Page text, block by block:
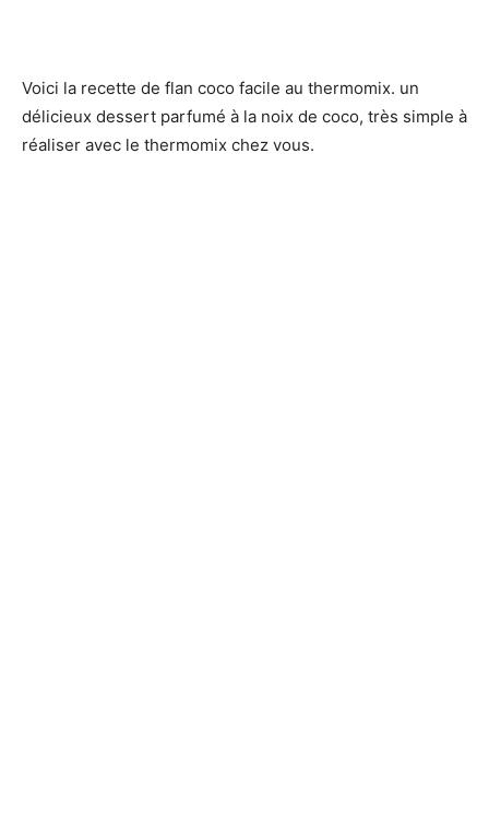
Voici la recette de flan coco facile au thermomix. un
délicieux dessert parfumé à la noix de coco, très simple à
réaliser avec le thermomix chez vous.